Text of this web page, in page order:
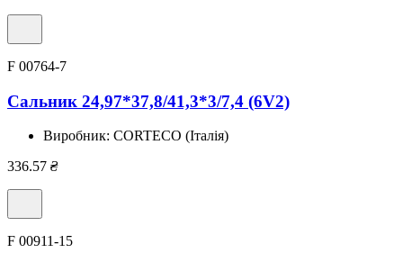
F 00764-7
Сальник 24,97*37,8/41,3*3/7,4 (6V2)
Виробник: CORTECO (Італія)
336.57 ₴
F 00911-15